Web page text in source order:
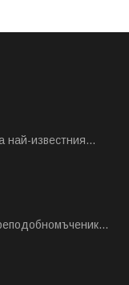
най-известния...